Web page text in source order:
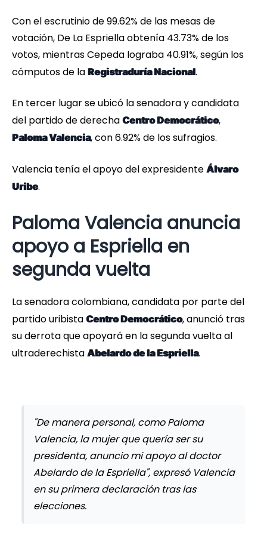
Con el escrutinio de 99.62% de las mesas de
votación, De La Espriella obtenía 43.73% de los
votos, mientras Cepeda lograba 40.91%, según los
cómputos de la Registraduría Nacional.
En tercer lugar se ubicó la senadora y candidata
del partido de derecha Centro Democrático,
Paloma Valencia, con 6.92% de los sufragios.
Valencia tenía el apoyo del expresidente Álvaro
Uribe.
Paloma Valencia anuncia
apoyo a Espriella en
segunda vuelta
La senadora colombiana, candidata por parte del
partido uribista Centro Democrático, anunció tras
su derrota que apoyará en la segunda vuelta al
ultraderechista Abelardo de la Espriella.
"De manera personal, como Paloma
Valencia, la mujer que quería ser su
presidenta, anuncio mi apoyo al doctor
Abelardo de la Espriella", expresó Valencia
en su primera declaración tras las
elecciones.